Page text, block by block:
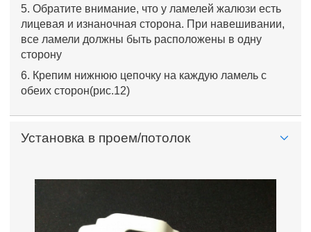
5. Обратите внимание, что у ламелей жалюзи есть
лицевая и изнаночная сторона. При навешивании,
все ламели должны быть расположены в одну
сторону
6. Крепим нижнюю цепочку на каждую ламель с
обеих сторон(рис.12)
Установка в проем/потолок